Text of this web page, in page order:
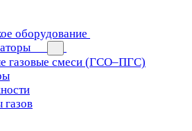
оборудование
газовые смеси (ГСО–ПГС)
газов